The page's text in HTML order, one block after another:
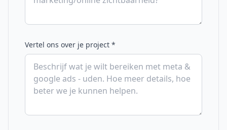
Vertel ons over je project *